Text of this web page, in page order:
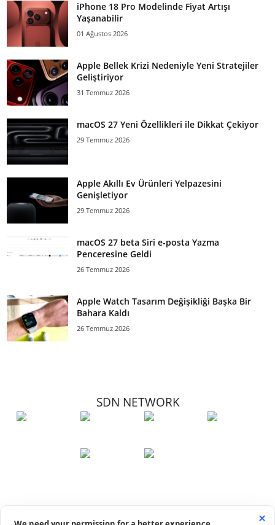
iPhone 18 Pro Modelinde Fiyat Artışı
Yaşanabilir
01 Ağustos 2026
Apple Bellek Krizi Nedeniyle Yeni Stratejiler
Geliştiriyor
31 Temmuz 2026
macOS 27 Yeni Özellikleri ile Dikkat Çekiyor
29 Temmuz 2026
Apple Akıllı Ev Ürünleri Yelpazesini
Genişletiyor
29 Temmuz 2026
macOS 27 beta Siri e-posta Yazma
Penceresine Geldi
26 Temmuz 2026
Apple Watch Tasarım Değişikliği Başka Bir
Bahara Kaldı
26 Temmuz 2026
SDN NETWORK